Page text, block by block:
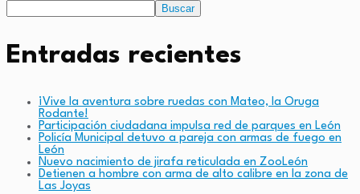
Buscar
Entradas recientes
¡Vive la aventura sobre ruedas con Mateo, la Oruga
Rodante!
Participación ciudadana impulsa red de parques en León
Policía Municipal detuvo a pareja con armas de fuego en
León
Nuevo nacimiento de jirafa reticulada en ZooLeón
Detienen a hombre con arma de alto calibre en la zona de
Las Joyas